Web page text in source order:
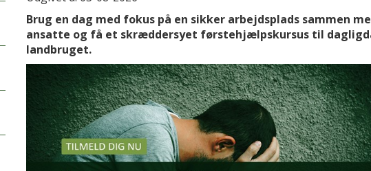
Brug en dag med fokus på en sikker arbejdsplads sammen
ansatte og få et skræddersyet førstehjælpskursus til
landbruget.